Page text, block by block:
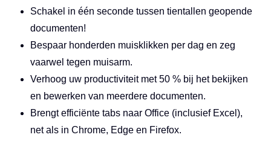
Schakel in één seconde tussen tientallen geopende
documenten!
Bespaar honderden muisklikken per dag en zeg
vaarwel tegen muisarm.
Verhoog uw productiviteit met 50 % bij het bekijken
en bewerken van meerdere documenten.
Brengt efficiënte tabs naar Office (inclusief Excel),
net als in Chrome, Edge en Firefox.